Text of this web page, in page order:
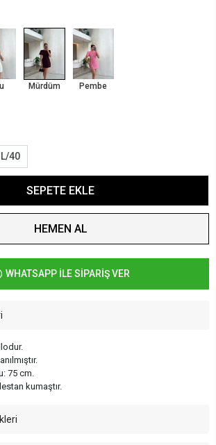
Mürdüm Pembe
L/40
SEPETE EKLE
HEMEN AL
WHATSAPP İLE SİPARİŞ VER
75 cm.
kumaştır.